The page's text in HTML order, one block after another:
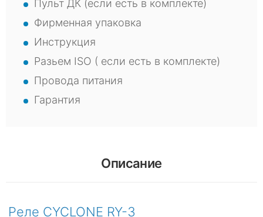
Пульт ДК (если есть в комплекте)
Фирменная упаковка
Инструкция
Разьем ISO ( если есть в комплекте)
Провода питания
Гарантия
Описание
Реле CYCLONE RY-3